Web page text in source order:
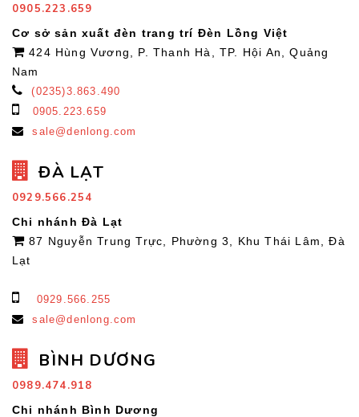
0905.223.659
Cơ sở sản xuất đèn trang trí Đèn Lồng Việt
424 Hùng Vương, P. Thanh Hà, TP. Hội An, Quảng
Nam
(0235)3.863.490
0905.223.659
sale@denlong.com
ĐÀ LẠT
0929.566.254
Chi nhánh Đà Lạt
87 Nguyễn Trung Trực, Phường 3, Khu Thái Lâm, Đà
Lạt
0929.566.255
sale@denlong.com
BÌNH DƯƠNG
0989.474.918
Chi nhánh Bình Dương